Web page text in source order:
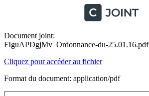
Document joint:
FIguAPDgjMv_Ordonnance-du-25.01.16.pdf
Cliquez pour accéder au fichier
Format du document: application/pdf